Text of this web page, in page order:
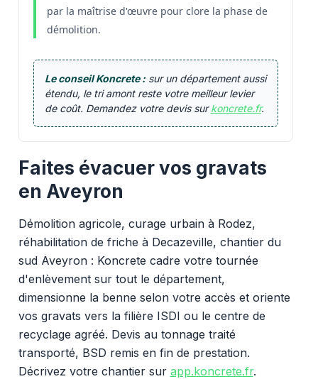
par la maîtrise d'œuvre pour clore la phase de
démolition.
Le conseil Koncrete :sur un département aussi
étendu, le tri amont reste votre meilleur levier
de coût. Demandez votre devis surkoncrete.fr.
Faites évacuer vos gravats
en Aveyron
Démolition agricole, curage urbain à Rodez,
réhabilitation de friche à Decazeville, chantier du
sud Aveyron : Koncrete cadre votre tournée
d'enlèvement sur tout le département,
dimensionne la benne selon votre accès et oriente
vos gravats vers la filière ISDI ou le centre de
recyclage agréé. Devis au tonnage traité
transporté, BSD remis en fin de prestation.
Décrivez votre chantier sur app.koncrete.fr.